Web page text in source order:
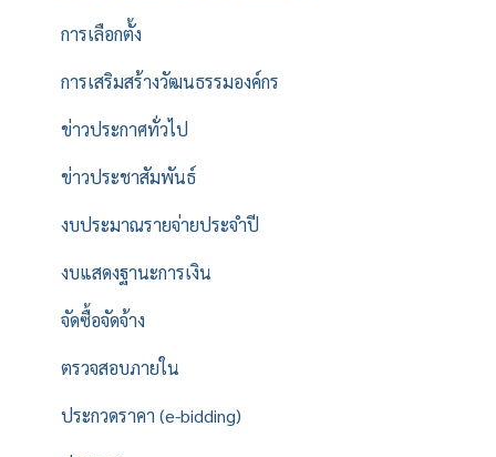
การเลือกตั้ง
การเสริมสร้างวัฒนธรรมองค์กร
ข่าวประกาศทั่วไป
ข่าวประชาสัมพันธ์
งบประมาณรายจ่ายประจำปี
งบแสดงฐานะการเงิน
จัดซื้อจัดจ้าง
ตรวจสอบภายใน
ประกวดราคา (e-bidding)